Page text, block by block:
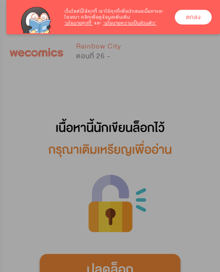
Rainbow City
ตอนที่ 26 -
เว็บไซต์นี้ใช้คุกกี้ เราใช้คุกกี้เพื่อนำเสนอเนื้อหาและ
โฆษณา คลิกเพื่อดูข้อมูลเพิ่มเติม
‘นโยบายคุกกี้’ และ ‘นโยบายความเป็นส่วนตัว’
ตกลง